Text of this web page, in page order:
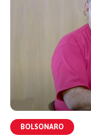
BOLSONARO